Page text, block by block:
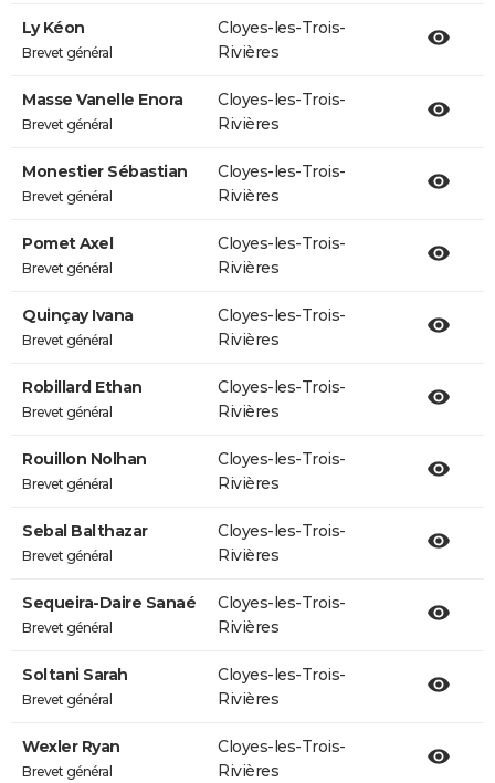
Ly Kéon
Brevet général
Cloyes-les-Trois-
Rivières
Masse Vanelle Enora
Brevet général
Cloyes-les-Trois-
Rivières
Monestier Sébastian
Brevet général
Cloyes-les-Trois-
Rivières
Pomet Axel
Brevet général
Cloyes-les-Trois-
Rivières
Quinçay Ivana
Brevet général
Cloyes-les-Trois-
Rivières
Robillard Ethan
Brevet général
Cloyes-les-Trois-
Rivières
Rouillon Nolhan
Brevet général
Cloyes-les-Trois-
Rivières
Sebal Balthazar
Brevet général
Cloyes-les-Trois-
Rivières
Sequeira-Daire Sanaé
Brevet général
Cloyes-les-Trois-
Rivières
Soltani Sarah
Brevet général
Cloyes-les-Trois-
Rivières
Wexler Ryan
Brevet général
Cloyes-les-Trois-
Rivières